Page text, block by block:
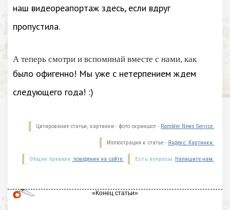
наш видеореапортаж здесь, если вдруг
пропустила.
А теперь смотри и вспоминай вместе с нами, как
было офигенно! Мы уже с нетерпением ждем
следующего года! :)
Цитирование статьи, картинки - фото скриншот - Rambler News Service.
Иллюстрация к статье - Яндекс. Картинки.
Есть вопросы. Напишите нам.
Общие правила поведения на сайте.